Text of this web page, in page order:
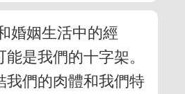
婚姻生活中的經
是我們的十字架。
我們的肉體和我們特